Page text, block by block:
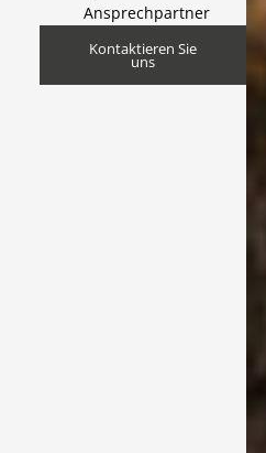
Ansprechpartner
Kontaktieren Sie
uns